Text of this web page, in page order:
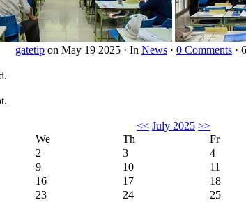
gatetip on May 19 2025 · In News · 0 Comments ·
<< July 2025 >>
We Th Fr
2 3 4
9 10 11
16 17 18
23 24 25